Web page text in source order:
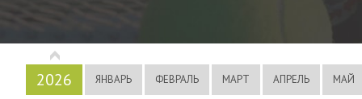
2026
ЯНВАРЬ ФЕВРАЛЬ МАРТ АПРЕЛЬ МАЙ